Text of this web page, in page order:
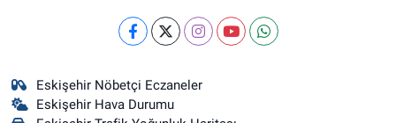
Eskişehir Nöbetçi Eczaneler
Eskişehir Hava Durumu